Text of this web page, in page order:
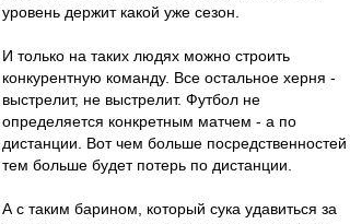
уровень держит какой уже сезон.
И только на таких людях можно строить
конкурентную команду. Все остальное херня -
выстрелит, не выстрелит. Футбол не
определяется конкретным матчем - а по
дистанции. Вот чем больше посредственностей
тем больше будет потерь по дистанции.
А с таким барином, который сука удавиться за